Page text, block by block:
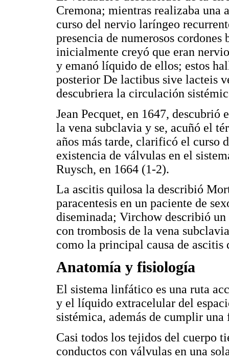
Cremona; mientras realizaba una
curso del nervio laríngeo
presencia de numerosos
inicialmente creyó que eran
y emanó líquido de ellos; estos
posterior De lactibus sive lacteis
descubriera la circulación
Jean Pecquet, en 1647, descubrió
la vena subclavia y se, acuñó el
años más tarde, clarificó el curso
existencia de válvulas en el
Ruysch, en 1664 (1-2).
La ascitis quilosa la describió
paracentesis en un paciente de
diseminada; Virchow describió
con trombosis de la vena
como la principal causa de ascitis
Anatomía y fisiología
El sistema linfático es una ruta
y el líquido extracelular del
sistémica, además de cumplir
Casi todos los tejidos del cuerpo
conductos con válvulas en una